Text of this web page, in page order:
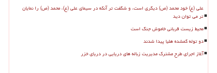
علی (ع) خود محمد (ص) دیگری است، و شگفت تر آنکه در سیمای علی (ع)، محمد (ص) را نمایان
تر می توان دید
محیط زیست قربانی خاموش جنگ است
دو توله گمشده هلیا پیدا شدند
آغاز اجرای طرح مشترک مدیریت زباله های دریایی در دریای خزر